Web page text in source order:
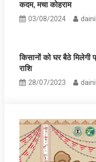
कदम, मचा कोहराम
03/08/2024
किसानों को घर बैठे मिलेगी
राशि
28/07/2023